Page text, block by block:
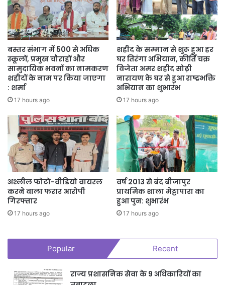
बस्तर संभाग में 500 से अधिक
स्कूलों, प्रमुख चौराहों और
सामुदायिक भवनों का नामकरण
शहीदों के नाम पर किया जाएगा
: शर्मा
17 hours ago
शहीद के सम्मान से शुरू हुआ हर
घर तिरंगा अभियान, कीर्ति चक्र
विजेता अमर शहीद सोढ़ी
नारायण के घर से हुआ राष्ट्रभक्ति
अभियान का शुभारंभ
17 hours ago
अश्लील फोटो-वीडियो वायरल
करने वाला फरार आरोपी
गिरफ्तार
17 hours ago
वर्ष 2013 से बंद बीजापुर
प्राथमिक शाला मेट्टापारा का
हुआ पुन: शुभारंभ
17 hours ago
Popular Recent
राज्य प्रशासनिक सेवा के 9 अधिकारियों का